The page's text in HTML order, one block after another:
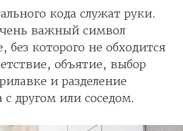
кода служат руки.
важный символ
без которого не обходится
объятие, выбор
и разделение
с другом или соседом.